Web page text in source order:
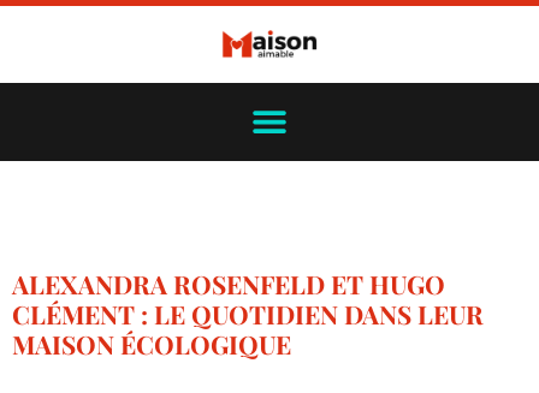
ALEXANDRA ROSENFELD ET HUGO
CLÉMENT : LE QUOTIDIEN DANS LEUR
MAISON ÉCOLOGIQUE